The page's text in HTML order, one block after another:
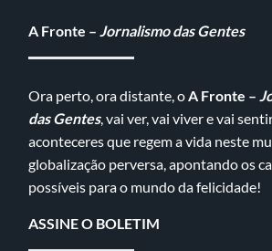
A Fronte – Jornalismo das Gentes
Ora perto, ora distante, oA Fronte –
das Gentes, vai ver, vai viver e vai
aconteceres que regem a vida neste
globalização perversa, apontando os
possíveis para o mundo da felicidade!
ASSINE O BOLETIM